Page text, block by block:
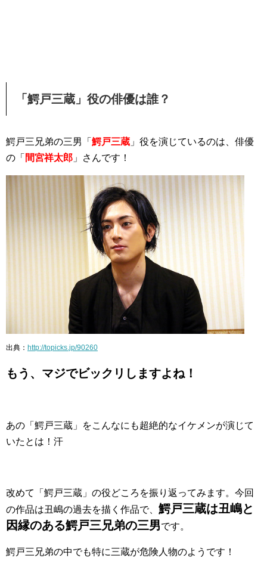
「鰐戸三蔵」役の俳優は誰？
鰐戸三兄弟の三男「 鰐戸三蔵 」役を演じているのは、俳優
の「 間宮祥太郎 」さんです！
出典： http://topicks.jp/90260
もう、マジでビックリしますよね！
あの「鰐戸三蔵」をこんなにも超絶的なイケメンが演じて
いたとは！汗
改めて「鰐戸三蔵」の役どころを振り返ってみます。今回
の作品は丑嶋の過去を描く作品で、 鰐戸三蔵は丑嶋と
因縁のある鰐戸三兄弟の三男です。
鰐戸三兄弟の中でも特に三蔵が危険人物のようです！